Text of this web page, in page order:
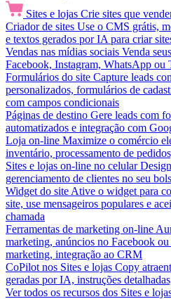
Sites e lojas Crie sites que
Criador de sites Use o CMS grátis,
e textos gerados por IA para criar
Vendas nas mídias sociais Venda
Facebook, Instagram, WhatsApp ou
Formulários do site Capture leads
personalizados, formulários de
com campos condicionais
Páginas de destino Gere leads com
automatizados e integração com
Loja on-line Maximize o comércio
inventário, processamento de
Sites e lojas on-line no celular
gerenciamento de clientes no seu
Widget do site Ative o widget para
site, use mensageiros populares e
chamada
Ferramentas de marketing on-line
marketing, anúncios no Facebook
marketing, integração ao CRM
CoPilot nos Sites e lojas Copy
geradas por IA, instruções
Ver todos os recursos dos Sites e